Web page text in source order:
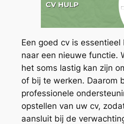
Een goed cv is
naar een nieuwe functie.
het soms lastig kan zijn
of bij te werken. Daarom
professionele
opstellen van uw cv,
aansluit bij de